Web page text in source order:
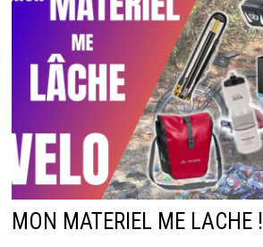
MON MATERIEL ME LACHE !